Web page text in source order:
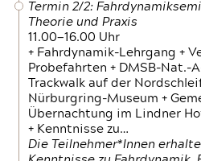
Termin 2/2:
Theorie und Praxis
11.00—16.00 Uhr
+ Fahrdynamik-Lehrgang +
Probefahrten + DMSB-Nat.-
Trackwalk auf der
Nürburgring-Museum +
Übernachtung im Lindner
+ Kenntnisse zu…
Die Teilnehmer*Innen